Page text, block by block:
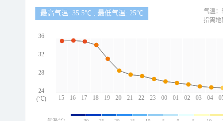
最高气温: 35.5℃ , 最低气温: 25℃
15 16 17 18 19 20 21 22 23 00 01 02 03 04
36
32
28
24
(℃)
气温：
指离地